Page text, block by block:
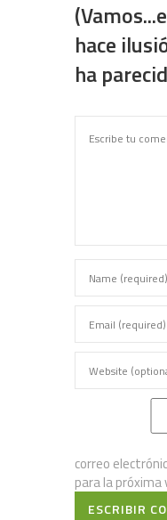
hace
ha
correo
para la
ESCRIBIR